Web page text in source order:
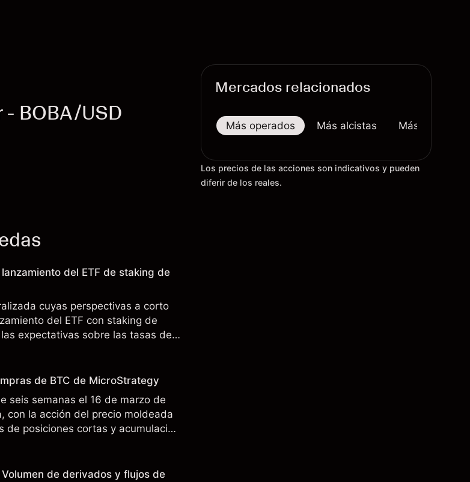
- BOBA/USD
del ETF de staking de
cuyas perspectivas a corto
del ETF con staking de
expectativas sobre las tasas de
no es un indicador fiable de
de BTC de MicroStrategy
seis semanas el 16 de marzo de
la acción del precio moldeada
posiciones cortas y acumulación
de derivados y flujos de
Mercados relacionados
Más operados Más alcistas Más bajistas
Los precios de las acciones son indicativos y pueden
diferir de los reales.